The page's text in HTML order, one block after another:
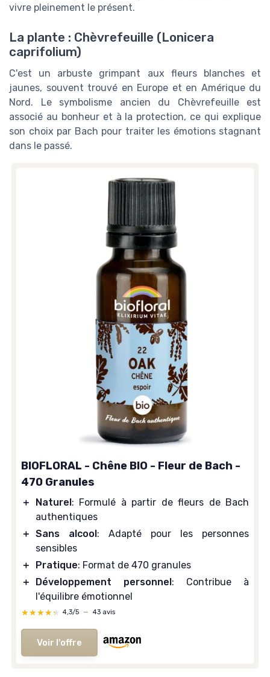
vivre pleinement le présent.
La plante : Chèvrefeuille (Lonicera
caprifolium)
C'est un arbuste grimpant aux fleurs blanches et
jaunes, souvent trouvé en Europe et en Amérique du
Nord. Le symbolisme ancien du Chèvrefeuille est
associé au bonheur et à la protection, ce qui explique
son choix par Bach pour traiter les émotions stagnant
dans le passé.
BIOFLORAL - Chêne BIO - Fleur de Bach -
470 Granules
＋ Naturel: Formulé à partir de fleurs de Bach
authentiques
＋ Sans alcool: Adapté pour les personnes
sensibles
＋
Pratique: Format de 470 granules
＋
Développement personnel: Contribue à
l'équilibre émotionnel
★★★★★
★★★★★ 4,3/5 — 43 avis
Voir l'offre